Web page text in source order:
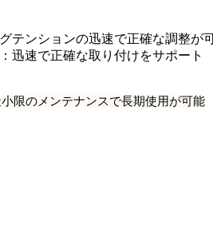
テンションの迅速で正確な調整が
迅速で正確な取り付けをサポート
限のメンテナンスで長期使用が可能